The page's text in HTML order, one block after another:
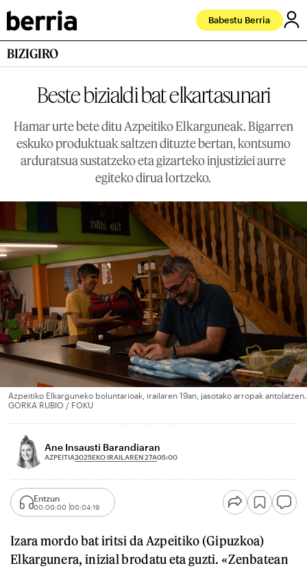
Babestu Berria
BIZIGIRO
Beste bizialdi bat elkartasunari
Hamar urte bete ditu Azpeitiko Elkarguneak. Bigarren
eskuko produktuak saltzen dituzte bertan, kontsumo
arduratsua sustatzeko eta gizarteko injustiziei aurre
egiteko dirua lortzeko.
Azpeitiko Elkarguneko boluntarioak, irailaren 19an, jasotako arropak antolatzen.
GORKA RUBIO / FOKU
Ane Insausti Barandiaran
AZPEITIA2025EKO IRAILAREN 27A05:00
Entzun
00:00:00 00:04:19
Izara mordo bat iritsi da Azpeitiko (Gipuzkoa)
Elkargunera, inizial brodatu eta guzti. «Zenbatean